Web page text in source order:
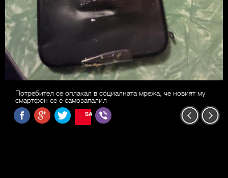
Потребител се оплакал в социалната мрежа, че новият му
смартфон се е самозапалил
SAVE